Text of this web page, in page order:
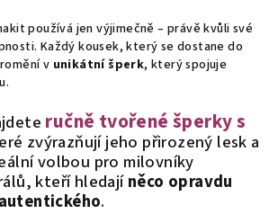
používá jen výjimečně – právě kvůli své
Každý kousek, který se dostane do
v unikátní šperk, který spojuje
ručně tvořené šperky s
zvýrazňují jeho přirozený lesk a
volbou pro milovníky
kteří hledajíněco opravdu
.